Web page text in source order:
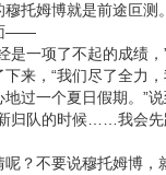
托姆博就是前途叵
——
一项了不起的成绩，
来，“我们尽了全力
过一个夏日假期。”
归队的时候……我会
不要说穆托姆博，